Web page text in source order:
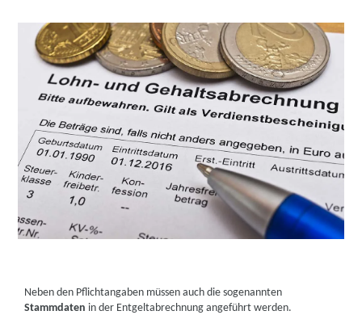
Neben den Pflichtangaben müssen auch die sogenannten
Stammdaten in der Entgeltabrechnung angeführt werden.